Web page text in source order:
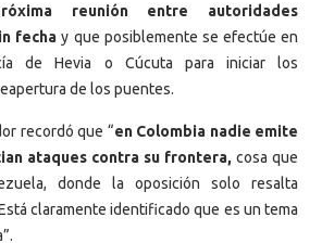
reunión entre autoridades
fecha y que posiblemente se efectúe en
de Hevia o Cúcuta para iniciar los
de los puentes.
recordó que “en Colombia nadie emite
ataques contra su frontera, cosa que
donde la oposición solo resalta
claramente identificado que es un tema